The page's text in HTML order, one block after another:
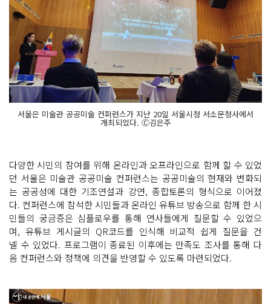
서울은 미술관 공공미술 컨퍼런스가 지난 20일 서울시청 서소문청사에서
개최되었다. Ⓒ김은주
다양한 시민의 참여를 위해 온라인과 오프라인으로 함께 할 수 있었
던 서울은 미술관 공공미술 컨퍼런스는 공공미술의 현재와 변화되
는 공공성에 대한 기조연설과 강연, 종합토론의 형식으로 이어졌
다. 컨퍼런스에 참석한 시민들과 온라인 유튜브 방송으로 함께 한 시
민들의 궁금증은 심플로우를 통해 연사들에게 질문할 수 있었으
며, 유튜브 게시글의 QR코드를 인식해 비교적 쉽게 질문을 건
넬 수 있었다. 프로그램이 종료된 이후에는 만족도 조사를 통해 다
음 컨퍼런스와 정책에 의견을 반영할 수 있도록 마련되었다.